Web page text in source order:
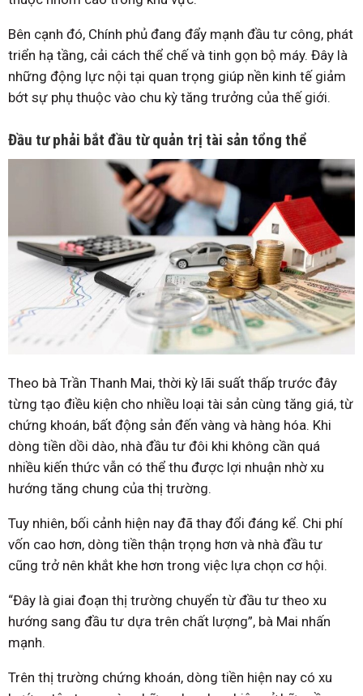
Bên cạnh đó, Chính phủ đang đẩy mạnh đầu tư công, phát
triển hạ tầng, cải cách thể chế và tinh gọn bộ máy. Đây là
những động lực nội tại quan trọng giúp nền kinh tế giảm
bớt sự phụ thuộc vào chu kỳ tăng trưởng của thế giới.
Đầu tư phải bắt đầu từ quản trị tài sản tổng thể
Theo bà Trần Thanh Mai, thời kỳ lãi suất thấp trước đây
từng tạo điều kiện cho nhiều loại tài sản cùng tăng giá, từ
chứng khoán, bất động sản đến vàng và hàng hóa. Khi
dòng tiền dồi dào, nhà đầu tư đôi khi không cần quá
nhiều kiến thức vẫn có thể thu được lợi nhuận nhờ xu
hướng tăng chung của thị trường.
Tuy nhiên, bối cảnh hiện nay đã thay đổi đáng kể. Chi phí
vốn cao hơn, dòng tiền thận trọng hơn và nhà đầu tư
cũng trở nên khắt khe hơn trong việc lựa chọn cơ hội.
“Đây là giai đoạn thị trường chuyển từ đầu tư theo xu
hướng sang đầu tư dựa trên chất lượng”, bà Mai nhấn
mạnh.
Trên thị trường chứng khoán, dòng tiền hiện nay có xu